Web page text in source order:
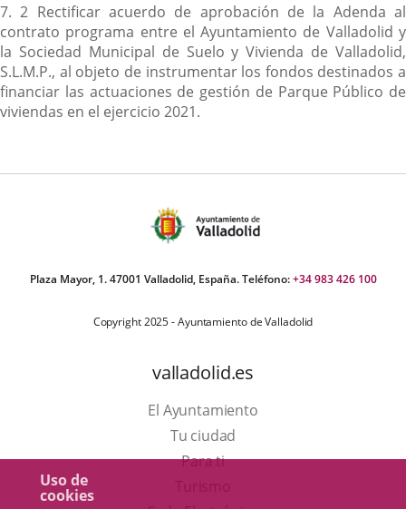
Uso de
cookies
7. 2 Rectificar acuerdo de aprobación de la Adenda al
contrato programa entre el Ayuntamiento de Valladolid y
la Sociedad Municipal de Suelo y Vivienda de Valladolid,
S.L.M.P., al objeto de instrumentar los fondos destinados a
financiar las actuaciones de gestión de Parque Público de
viviendas en el ejercicio 2021.
Plaza Mayor, 1. 47001 Valladolid, España. Teléfono:+34 983 426 100
Copyright 2025 - Ayuntamiento de Valladolid
valladolid.es
El Ayuntamiento
Tu ciudad
Para ti